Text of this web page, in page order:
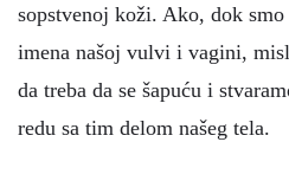
sopstvenoj koži. Ako, dok
imena našoj vulvi i vagini,
da treba da se šapuću i
redu sa tim delom našeg tela.